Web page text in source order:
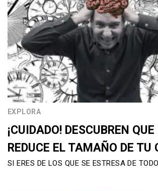
EXPLORA
¡CUIDADO! DESCUBREN
REDUCE EL TAMAÑO DE TU
SI ERES DE LOS QUE SE ESTRESA DE